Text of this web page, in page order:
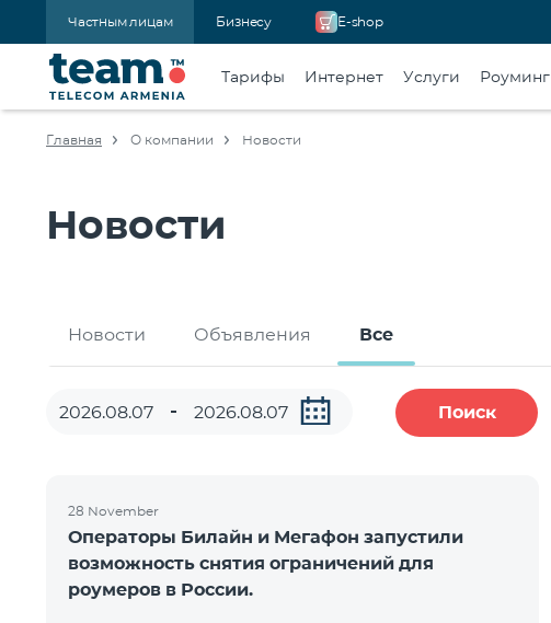
Частным лицам Бизнесу E-shop
Тарифы Интернет Услуги Роуминг
Главная О компании Новости
Новости
Новости Объявления Все
Поиск
28 November
Операторы Билайн и Мегафон запустили
возможность снятия ограничений для
роумеров в России.